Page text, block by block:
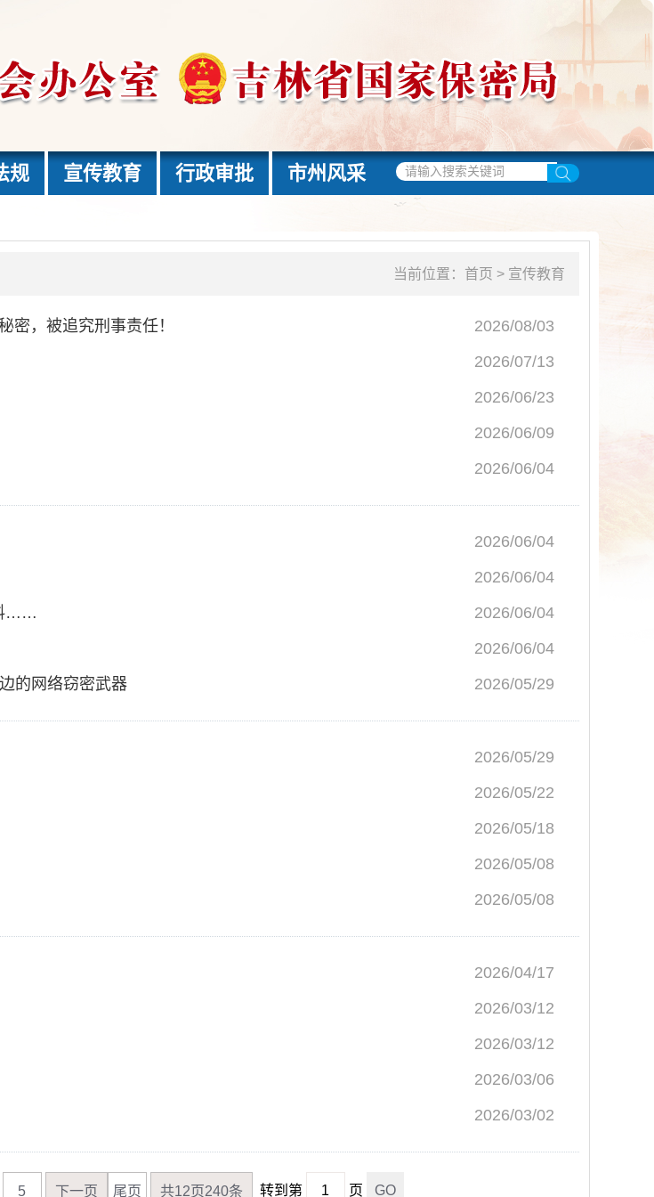
规 宣传教育 行政审批 市州风采
当前位置： 首页 > 宣传教育
2026/08/03
，被追究刑事责任！
2026/07/13
2026/06/23
2026/06/09
2026/06/04
2026/06/04
2026/06/04
2026/06/04
……
2026/06/04
2026/05/29
的网络窃密武器
2026/05/29
2026/05/22
2026/05/18
2026/05/08
2026/05/08
2026/04/17
2026/03/12
2026/03/12
2026/03/06
2026/03/02
5 下一页 尾页 共12页240条 转到第 页